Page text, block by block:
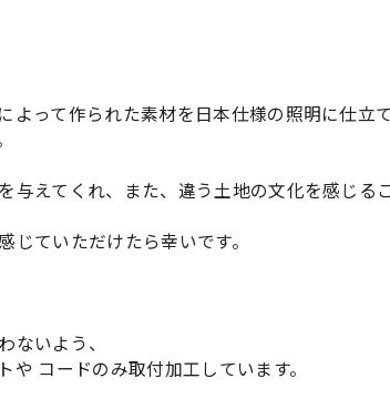
よって作られた素材を日本仕様の照明に仕立
与えてくれ、また、違う土地の文化を感じる
じていただけたら幸いです。
ないよう、
コードのみ取付加工しています。